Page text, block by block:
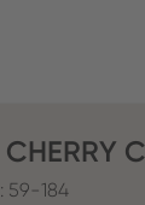
59-184